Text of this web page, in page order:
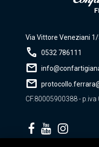
Via Vittore Veneziani
call 0532 786111
mail
mail
CF.80005900388 -